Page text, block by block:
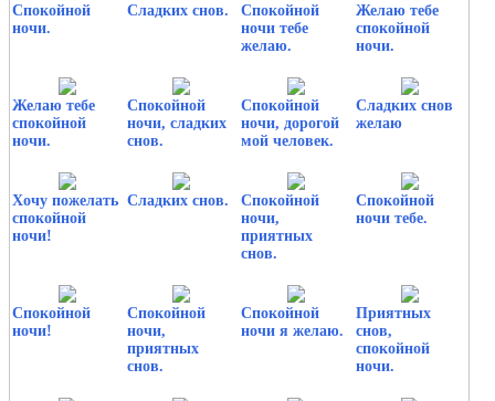
Спокойной
ночи.
Сладких снов.
Спокойной
ночи тебе
желаю.
Желаю тебе
спокойной
ночи.
Желаю тебе
спокойной
ночи.
Спокойной
ночи, сладких
снов.
Спокойной
ночи, дорогой
мой человек.
Сладких снов
желаю
Хочу пожелать
спокойной
ночи!
Сладких снов.
Спокойной
ночи,
приятных
снов.
Спокойной
ночи тебе.
Спокойной
ночи!
Спокойной
ночи,
приятных
снов.
Спокойной
ночи я желаю.
Приятных
снов,
спокойной
ночи.